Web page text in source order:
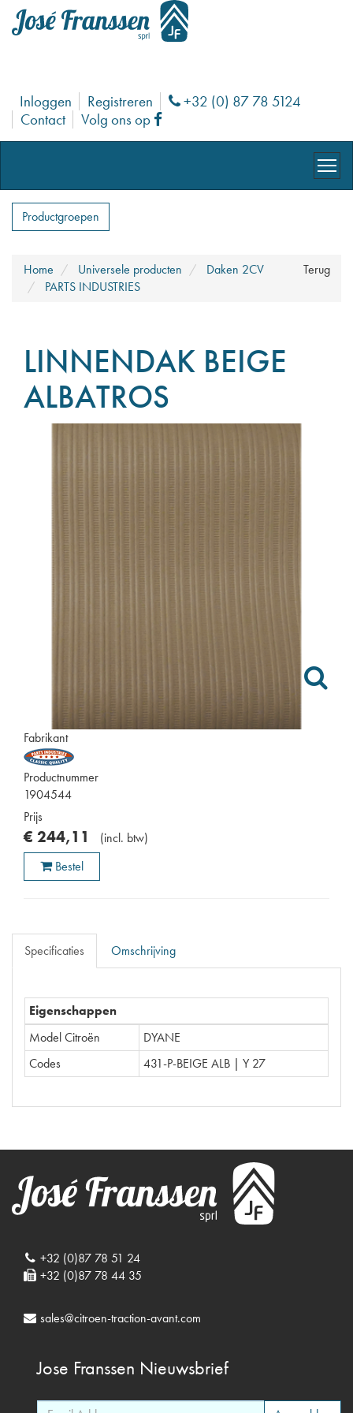
Inloggen Registreren Phone
+32 (0) 87 78 5124
Contact
Volg ons op Facebook
Productgroepen
Terug
Home Universele producten
Daken 2CV
PARTS INDUSTRIES
LINNENDAK BEIGE
ALBATROS
Fabrikant
Productnummer
1904544
Prijs
€ 244,11 (incl. btw)
Bestel
Specificaties Omschrijving
Eigenschappen
Model Citroën
DYANE
Codes
431-P-BEIGE ALB | Y 27
+32 (0)87 78 51 24
+32 (0)87 78 44 35
sales@citroen-traction-avant.com
Jose Franssen Nieuwsbrief